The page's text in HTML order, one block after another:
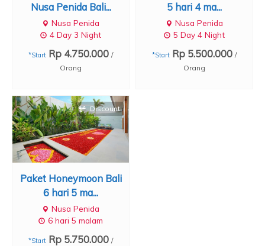
Nusa Penida Bali...
Nusa Penida
4 Day 3 Night
*Start Rp 4.750.000 /
Orang
5 hari 4 ma...
Nusa Penida
5 Day 4 Night
*Start Rp 5.500.000 /
Orang
Paket Honeymoon Bali
6 hari 5 ma...
Nusa Penida
6 hari 5 malam
*Start Rp 5.750.000 /
Discount